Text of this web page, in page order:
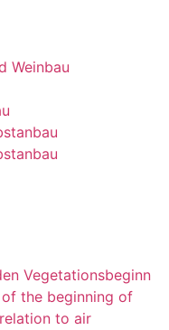
Weinbau
Vegetationsbeginn
the beginning of
to air